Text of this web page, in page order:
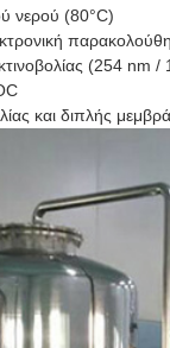
νερού (80°C)
(254 nm
και διπλής